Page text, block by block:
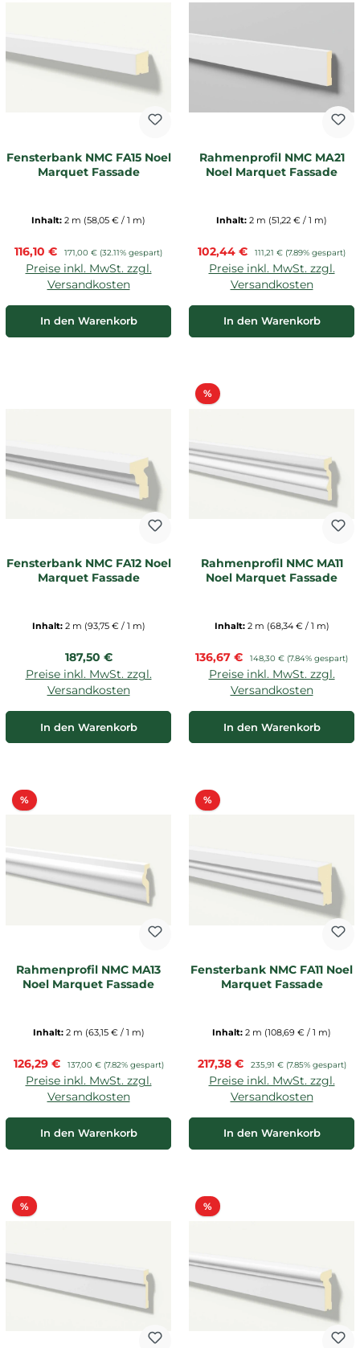
Fensterbank NMC FA15 Noel
Marquet Fassade
Inhalt: 2 m (58,05 € / 1 m)
Verkaufspreis:
116,10 € Regulärer Preis:
171,00 € (32.11% gespart)
Preise inkl. MwSt. zzgl.
Versandkosten
In den Warenkorb
Rahmenprofil NMC MA21
Noel Marquet Fassade
Inhalt: 2 m (51,22 € / 1 m)
Verkaufspreis:
102,44 € Regulärer Preis:
111,21 € (7.89% gespart)
Preise inkl. MwSt. zzgl.
Versandkosten
In den Warenkorb
Fensterbank NMC FA12 Noel
Marquet Fassade
Inhalt: 2 m (93,75 € / 1 m)
Regulärer Preis:
187,50 €
Preise inkl. MwSt. zzgl.
Versandkosten
In den Warenkorb
%Rabatt
Rahmenprofil NMC MA11
Noel Marquet Fassade
Inhalt: 2 m (68,34 € / 1 m)
Verkaufspreis:
136,67 € Regulärer Preis:
148,30 € (7.84% gespart)
Preise inkl. MwSt. zzgl.
Versandkosten
In den Warenkorb
%Rabatt
Rahmenprofil NMC MA13
Noel Marquet Fassade
Inhalt: 2 m (63,15 € / 1 m)
Verkaufspreis:
126,29 € Regulärer Preis:
137,00 € (7.82% gespart)
Preise inkl. MwSt. zzgl.
Versandkosten
In den Warenkorb
%Rabatt
Fensterbank NMC FA11 Noel
Marquet Fassade
Inhalt: 2 m (108,69 € / 1 m)
Verkaufspreis:
217,38 € Regulärer Preis:
235,91 € (7.85% gespart)
Preise inkl. MwSt. zzgl.
Versandkosten
In den Warenkorb
%Rabatt %Rabatt